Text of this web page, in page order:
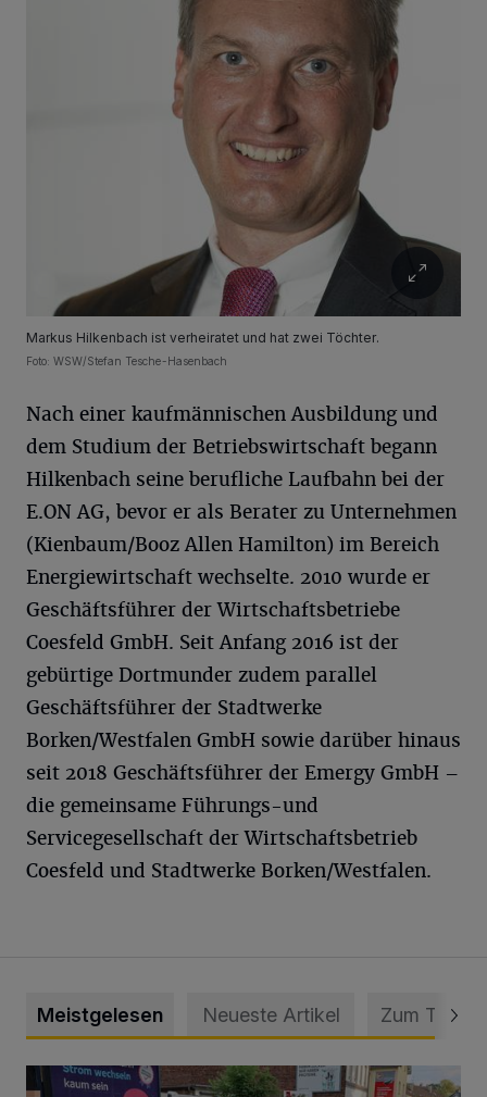
Markus Hilkenbach ist verheiratet und hat zwei Töchter.
Foto: WSW/Stefan Tesche-Hasenbach
Nach einer kaufmännischen Ausbildung und
dem Studium der Betriebswirtschaft begann
Hilkenbach seine berufliche Laufbahn bei der
E.ON AG, bevor er als Berater zu Unternehmen
(Kienbaum/Booz Allen Hamilton) im Bereich
Energiewirtschaft wechselte. 2010 wurde er
Geschäftsführer der Wirtschaftsbetriebe
Coesfeld GmbH. Seit Anfang 2016 ist der
gebürtige Dortmunder zudem parallel
Geschäftsführer der Stadtwerke
Borken/Westfalen GmbH sowie darüber hinaus
seit 2018 Geschäftsführer der Emergy GmbH –
die gemeinsame Führungs-und
Servicegesellschaft der Wirtschaftsbetrieb
Coesfeld und Stadtwerke Borken/Westfalen.
Meistgelesen Neueste Artikel Zum Thema
Schwerer Unfall mit 2,48 Promille